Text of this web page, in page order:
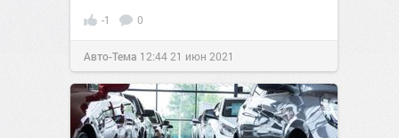
-1 0
Авто-Тема 12:44 21 июн 2021